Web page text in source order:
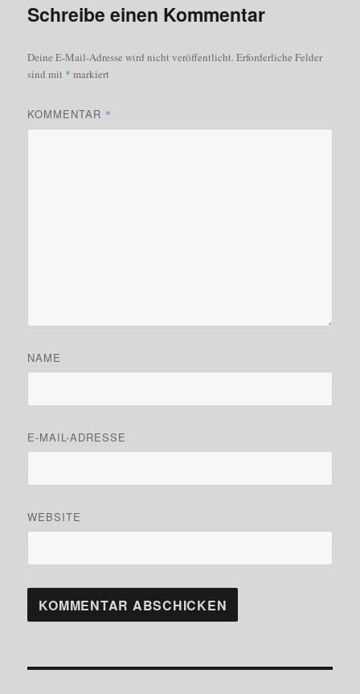
Schreibe einen Kommentar
Deine E-Mail-Adresse wird nicht veröffentlicht. Erforderliche Felder
sind mit * markiert
KOMMENTAR *
NAME
E-MAIL-ADRESSE
WEBSITE